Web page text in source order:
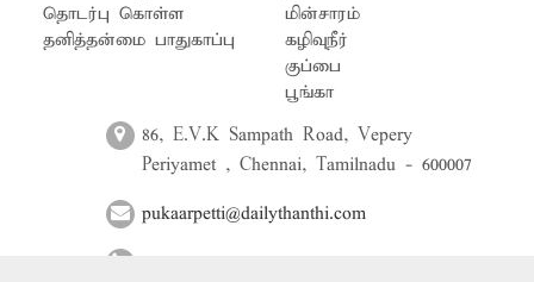
தொடர்பு கொள்ள
தனித்தன்மை பாதுகாப்பு
மின்சாரம்
கழிவுநீர்
குப்பை
பூங்கா
86, E.V.K Sampath Road, Vepery
Periyamet , Chennai, Tamilnadu - 600007
pukaarpetti@dailythanthi.com